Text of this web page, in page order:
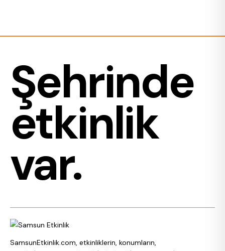
Şehrinde
etkinlik
var.
SamsunEtkinlik.com, etkinliklerin, konumların,